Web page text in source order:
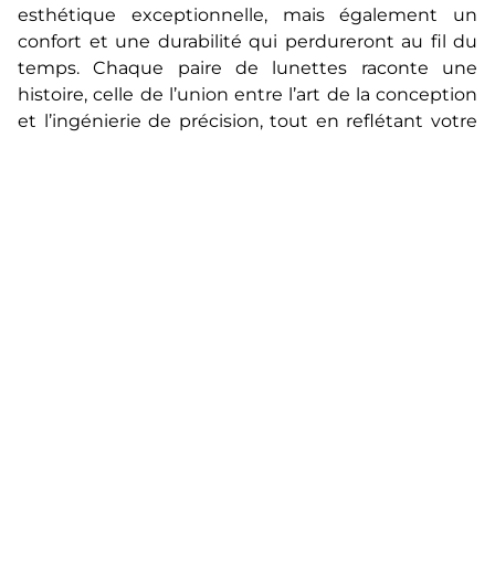
esthétique exceptionnelle, mais également un
confort et une durabilité qui perdureront au fil du
temps. Chaque paire de lunettes raconte une
histoire, celle de l’union entre l’art de la conception
et l’ingénierie de précision, tout en reflétant votre